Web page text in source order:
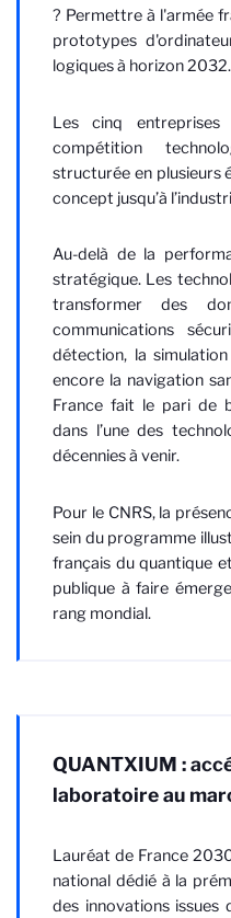
? Permettre à l'armée
prototypes
logiques à horizon 2032.
Les cinq
compétition
structurée en plusieurs
concept jusqu’à
Au-delà de la
stratégique. Les
transformer des
communications
détection, la
encore la navigation
France fait le pari de
dans l’une des
décennies à venir.
Pour le CNRS, la
sein du programme
français du quantique
publique à faire
rang mondial.
QUANTXIUM :
laboratoire au
Lauréat de France
national dédié à la
des innovations issues